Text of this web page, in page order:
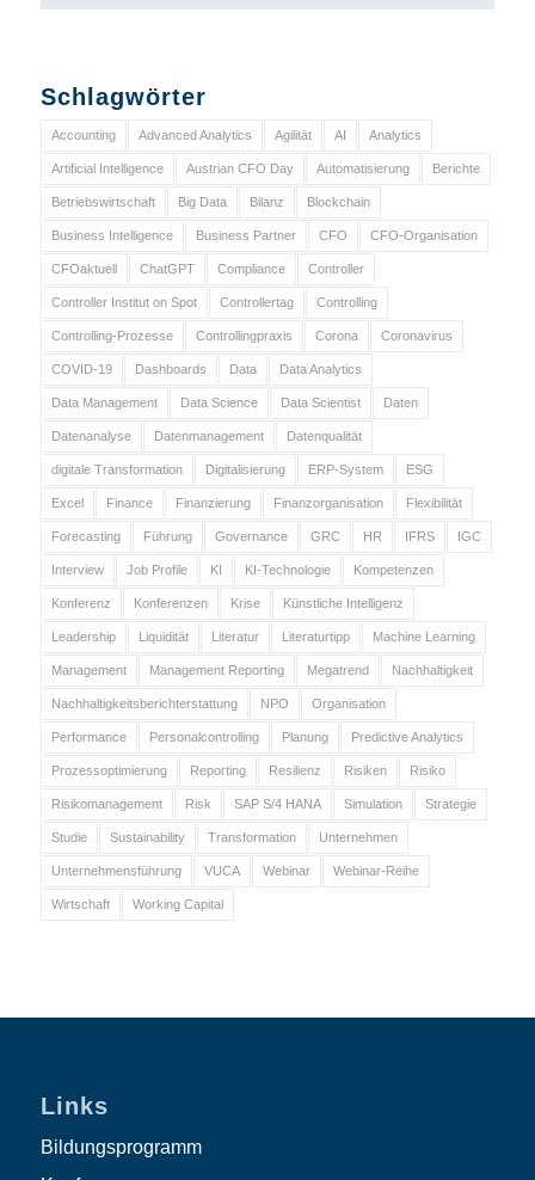
Schlagwörter
Accounting Advanced Analytics Agilität AI Analytics
Artificial Intelligence Austrian CFO Day Automatisierung Berichte
Betriebswirtschaft Big Data Bilanz Blockchain
Business Intelligence Business Partner CFO CFO-Organisation
CFOaktuell ChatGPT Compliance Controller
Controller Institut on Spot Controllertag Controlling
Controlling-Prozesse Controllingpraxis Corona Coronavirus
COVID-19 Dashboards Data Data Analytics
Data Management Data Science Data Scientist Daten
Datenanalyse Datenmanagement Datenqualität
digitale Transformation Digitalisierung ERP-System ESG
Excel Finance Finanzierung Finanzorganisation Flexibilität
Forecasting Führung Governance GRC HR IFRS IGC
Interview Job Profile KI KI-Technologie Kompetenzen
Konferenz Konferenzen Krise Künstliche Intelligenz
Leadership Liquidität Literatur Literaturtipp Machine Learning
Management Management Reporting Megatrend Nachhaltigkeit
Nachhaltigkeitsberichterstattung NPO Organisation
Performance Personalcontrolling Planung Predictive Analytics
Prozessoptimierung Reporting Resilienz Risiken Risiko
Risikomanagement Risk SAP S/4 HANA Simulation Strategie
Studie Sustainability Transformation Unternehmen
Unternehmensführung VUCA Webinar Webinar-Reihe
Wirtschaft Working Capital
Links
Bildungsprogramm